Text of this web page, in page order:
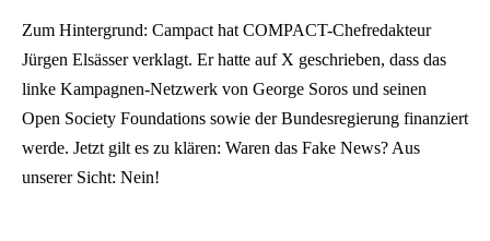
Zum Hintergrund: Campact hat COMPACT-Chefredakteur
Jürgen Elsässer verklagt. Er hatte auf X geschrieben, dass das
linke Kampagnen-Netzwerk von George Soros und seinen
Open Society Foundations sowie der Bundesregierung finanziert
werde. Jetzt gilt es zu klären: Waren das Fake News? Aus
unserer Sicht: Nein!